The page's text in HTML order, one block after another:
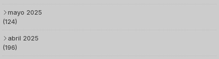
mayo 2025
(124)
abril 2025
(196)